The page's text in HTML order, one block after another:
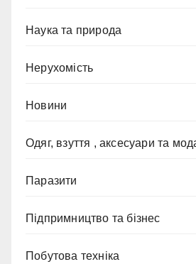
Наука та природа
Нерухомість
Новини
Одяг, взуття , аксесуари та
Паразити
Підпримництво та бізнес
Побутова техніка